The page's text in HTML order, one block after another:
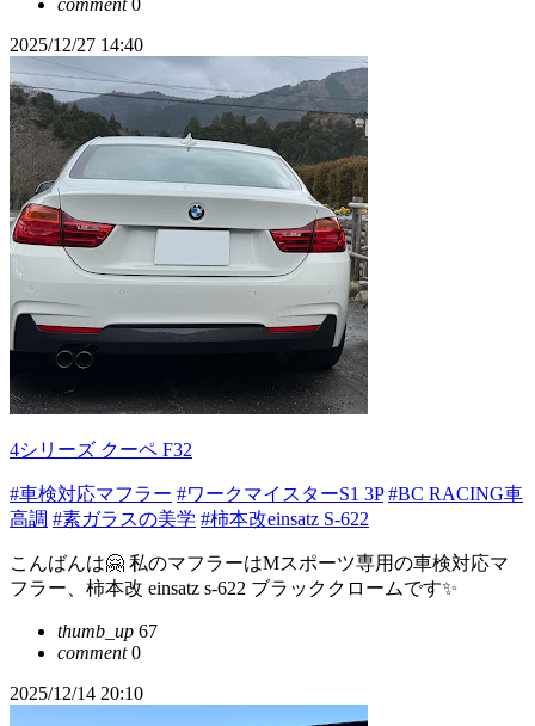
comment0
2025/12/27 14:40
4シリーズ クーペ F32
#車検対応マフラー #ワークマイスターS1 3P #BC RACING車
高調 #素ガラスの美学 #柿本改einsatz S-622
こんばんは🤗 私のマフラーはMスポーツ専用の車検対応マ
フラー、柿本改 einsatz s-622 ブラッククロームです✨
thumb_up 67
comment0
2025/12/14 20:10